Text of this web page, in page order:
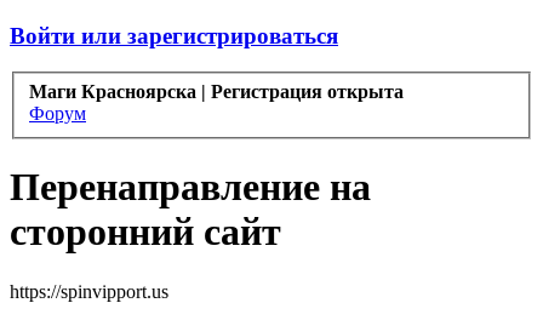
Войти или зарегистрироваться
Маги Красноярска | Регистрация открыта
Форум
Перенаправление на
сторонний сайт
https://spinvipport.us